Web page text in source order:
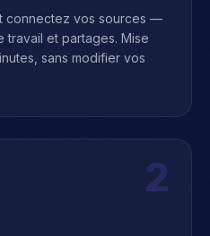
connectez vos sources —
et partages. Mise
sans modifier vos
2